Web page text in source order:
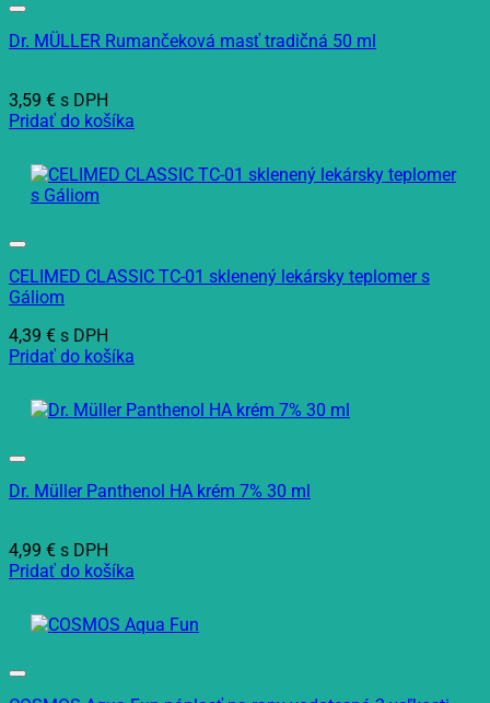
Dr. MÜLLER Rumančeková masť tradičná 50 ml
3,59 € s DPH
Pridať do košíka
CELIMED CLASSIC TC-01 sklenený lekársky teplomer s
Gáliom
4,39 € s DPH
Pridať do košíka
Dr. Müller Panthenol HA krém 7% 30 ml
4,99 € s DPH
Pridať do košíka